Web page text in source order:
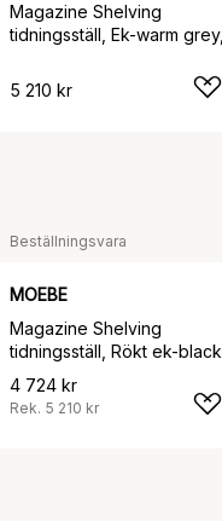
Magazine Shelving
tidningsställ, Ek-warm grey,
5 210 kr
Beställningsvara
MOEBE
Magazine Shelving
tidningsställ, Rökt ek-black,
85x115x7 cm, MS.115.1
4 724 kr
Rek. 5 210 kr